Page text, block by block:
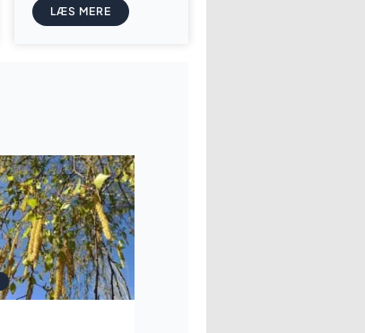
LÆS MERE